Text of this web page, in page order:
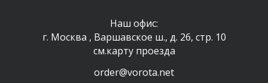
Наш офис:
г. Москва , Варшавское ш., д. 26, стр. 10
см.карту проезда
order@vorota.net